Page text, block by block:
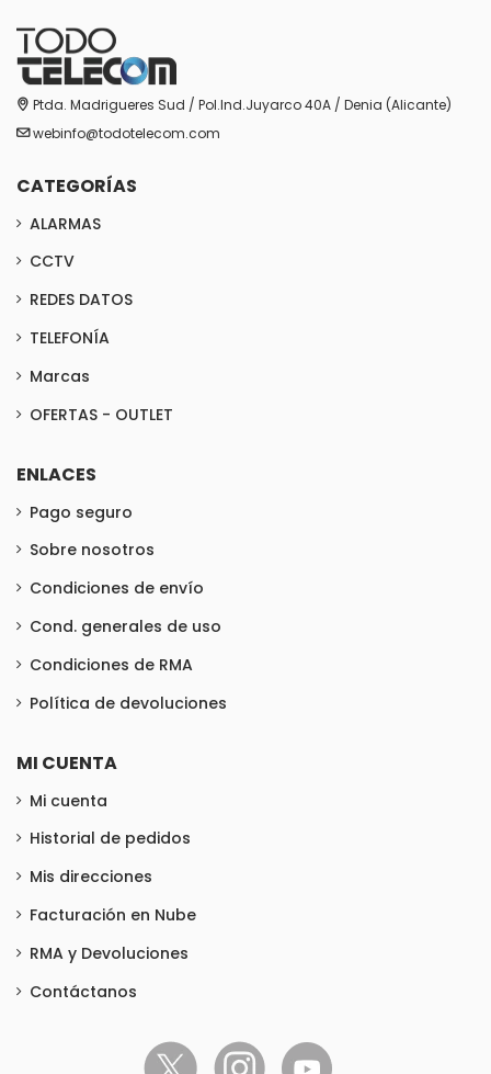
Ptda. Madrigueres Sud / Pol.Ind.Juyarco 40A / Denia (Alicante)
webinfo@todotelecom.com
CATEGORÍAS
ALARMAS
CCTV
REDES DATOS
TELEFONÍA
Marcas
OFERTAS - OUTLET
ENLACES
Pago seguro
Sobre nosotros
Condiciones de envío
Cond. generales de uso
Condiciones de RMA
Política de devoluciones
MI CUENTA
Mi cuenta
Historial de pedidos
Mis direcciones
Facturación en Nube
RMA y Devoluciones
Contáctanos